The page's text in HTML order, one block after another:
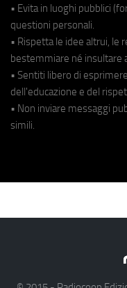
• Evita in luoghi pubblici
questioni personali.
• Rispetta le idee altrui, le
bestemmiare né insultare
• Sentiti libero di
dell'educazione e del
• Non inviare messaggi
simili.